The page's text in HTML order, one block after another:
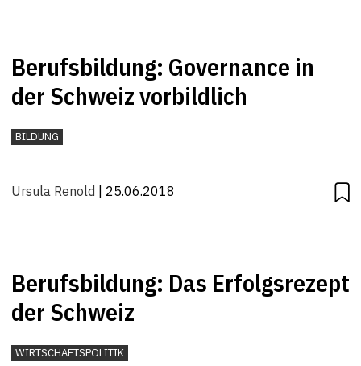
Berufsbildung: Governance in
der Schweiz vorbildlich
BILDUNG
Ursula Renold | 25.06.2018
Berufsbildung: Das Erfolgsrezept
der Schweiz
WIRTSCHAFTSPOLITIK